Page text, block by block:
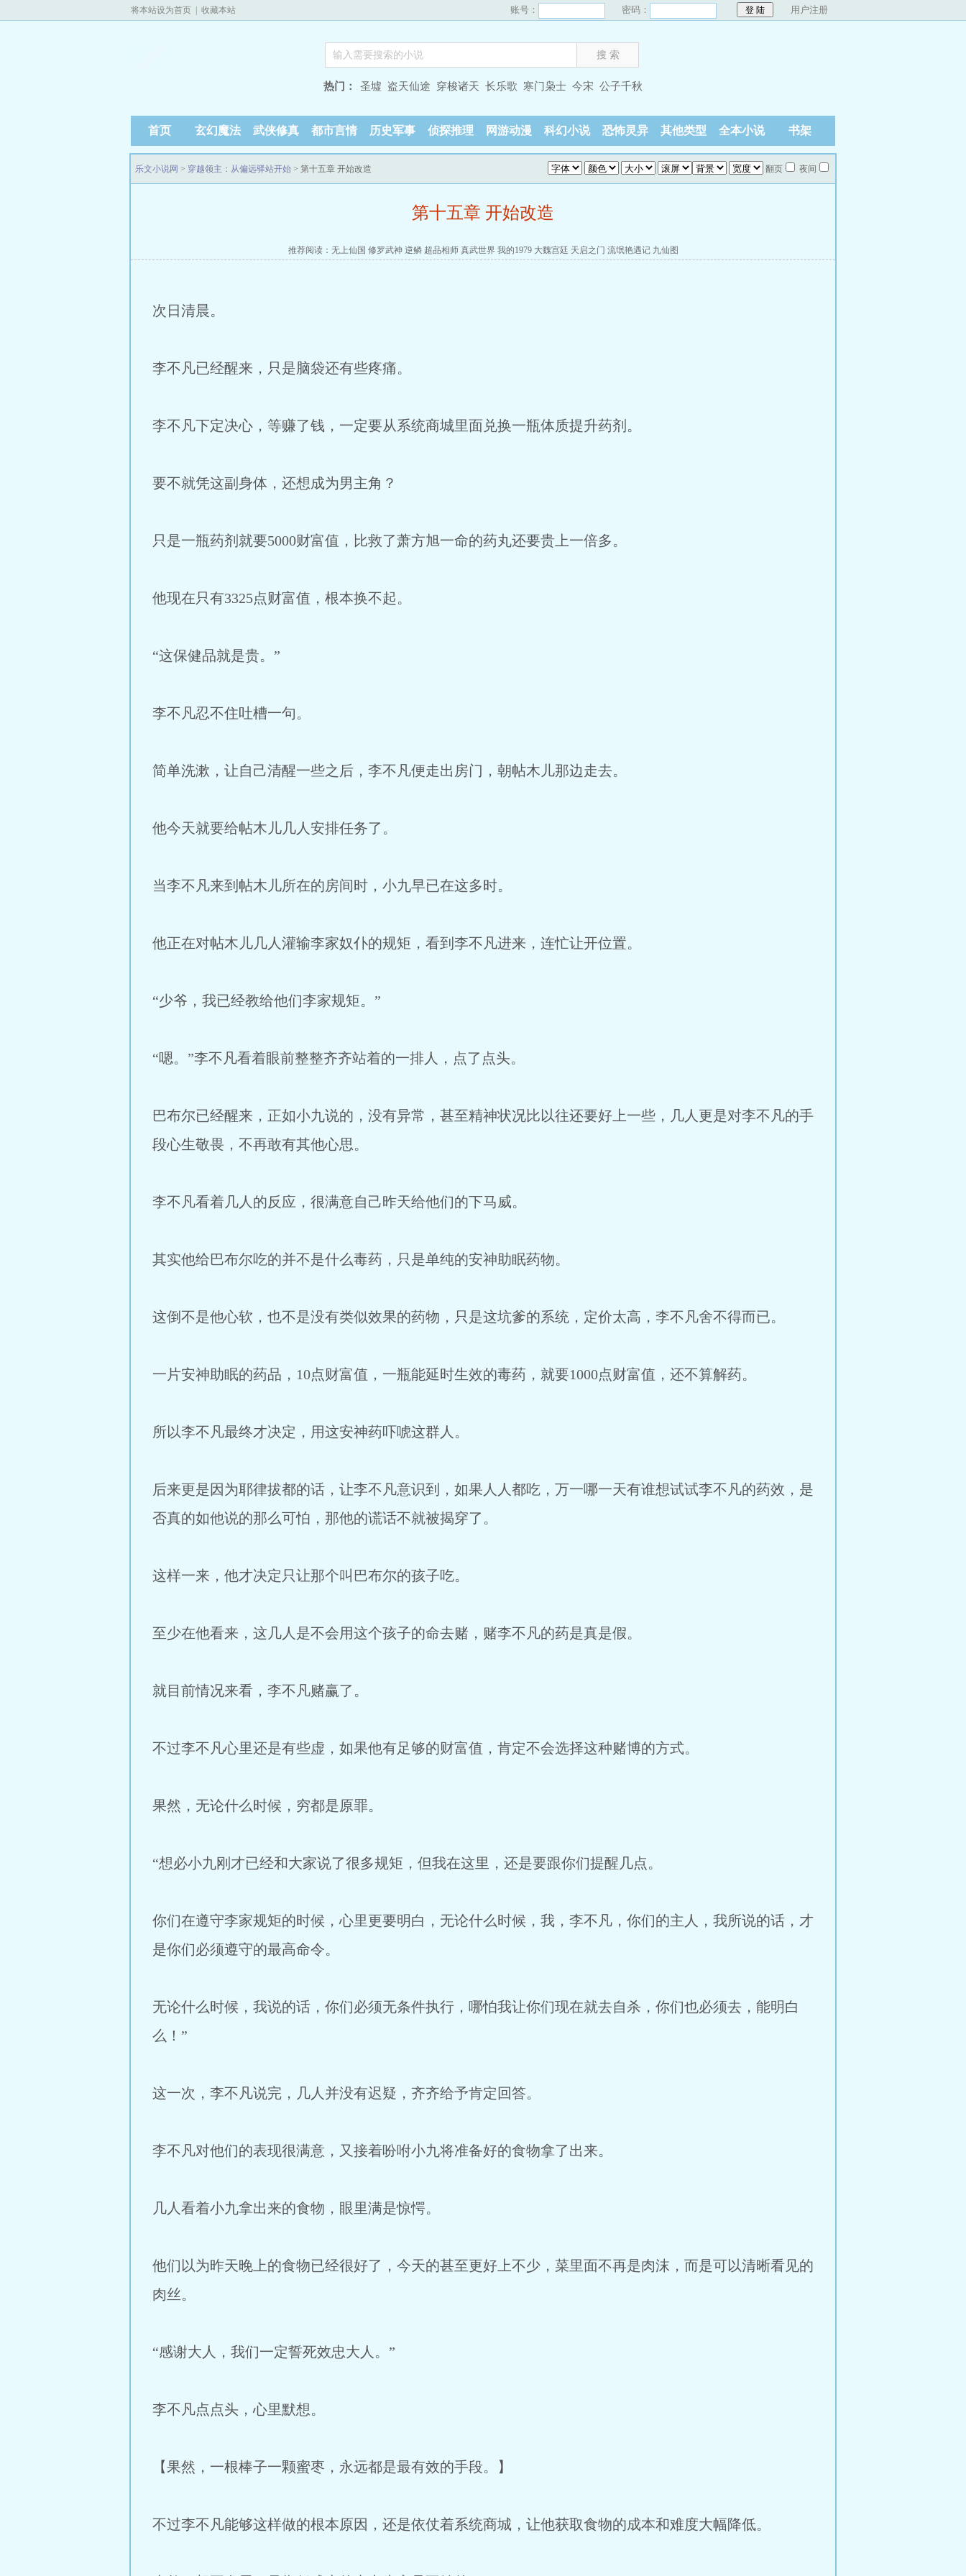
将本站设为首页 收藏本站 账号： 密码： 用户注册
热门： 圣墟 盗天仙途 穿梭诸天 长乐歌 寒门枭士 今宋 公子千秋
首页 玄幻魔法 武侠修真 都市言情 历史军事 侦探推理 网游动漫 科幻小说 恐怖灵异 其他类型 全本小说 书架
乐文小说网 > 穿越领主：从偏远驿站开始 > 第十五章 开始改造 翻页 夜间
第十五章 开始改造
推荐阅读： 无上仙国 修罗武神 逆鳞 超品相师 真武世界 我的1979 大魏宫廷 天启之门 流氓艳遇记 九仙图
次日清晨。
李不凡已经醒来，只是脑袋还有些疼痛。
李不凡下定决心，等赚了钱，一定要从系统商城里面兑换一瓶体质提升药剂。
要不就凭这副身体，还想成为男主角？
只是一瓶药剂就要5000财富值，比救了萧方旭一命的药丸还要贵上一倍多。
他现在只有3325点财富值，根本换不起。
“这保健品就是贵。”
李不凡忍不住吐槽一句。
简单洗漱，让自己清醒一些之后，李不凡便走出房门，朝帖木儿那边走去。
他今天就要给帖木儿几人安排任务了。
当李不凡来到帖木儿所在的房间时，小九早已在这多时。
他正在对帖木儿几人灌输李家奴仆的规矩，看到李不凡进来，连忙让开位置。
“少爷，我已经教给他们李家规矩。”
“嗯。”李不凡看着眼前整整齐齐站着的一排人，点了点头。
巴布尔已经醒来，正如小九说的，没有异常，甚至精神状况比以往还要好上一些，几人更是对李不凡的手
段心生敬畏，不再敢有其他心思。
李不凡看着几人的反应，很满意自己昨天给他们的下马威。
其实他给巴布尔吃的并不是什么毒药，只是单纯的安神助眠药物。
这倒不是他心软，也不是没有类似效果的药物，只是这坑爹的系统，定价太高，李不凡舍不得而已。
一片安神助眠的药品，10点财富值，一瓶能延时生效的毒药，就要1000点财富值，还不算解药。
所以李不凡最终才决定，用这安神药吓唬这群人。
后来更是因为耶律拔都的话，让李不凡意识到，如果人人都吃，万一哪一天有谁想试试李不凡的药效，是
否真的如他说的那么可怕，那他的谎话不就被揭穿了。
这样一来，他才决定只让那个叫巴布尔的孩子吃。
至少在他看来，这几人是不会用这个孩子的命去赌，赌李不凡的药是真是假。
就目前情况来看，李不凡赌赢了。
不过李不凡心里还是有些虚，如果他有足够的财富值，肯定不会选择这种赌博的方式。
果然，无论什么时候，穷都是原罪。
“想必小九刚才已经和大家说了很多规矩，但我在这里，还是要跟你们提醒几点。
你们在遵守李家规矩的时候，心里更要明白，无论什么时候，我，李不凡，你们的主人，我所说的话，才
是你们必须遵守的最高命令。
无论什么时候，我说的话，你们必须无条件执行，哪怕我让你们现在就去自杀，你们也必须去，能明白
么！”
这一次，李不凡说完，几人并没有迟疑，齐齐给予肯定回答。
李不凡对他们的表现很满意，又接着吩咐小九将准备好的食物拿了出来。
几人看着小九拿出来的食物，眼里满是惊愕。
他们以为昨天晚上的食物已经很好了，今天的甚至更好上不少，菜里面不再是肉沫，而是可以清晰看见的
肉丝。
“感谢大人，我们一定誓死效忠大人。”
李不凡点点头，心里默想。
【果然，一根棒子一颗蜜枣，永远都是最有效的手段。】
不过李不凡能够这样做的根本原因，还是依仗着系统商城，让他获取食物的成本和难度大幅降低。